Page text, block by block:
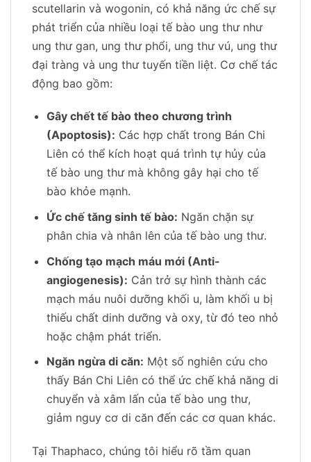
scutellarin và wogonin, có khả năng ức chế sự
phát triển của nhiều loại tế bào ung thư như
ung thư gan, ung thư phổi, ung thư vú, ung thư
đại tràng và ung thư tuyến tiền liệt. Cơ chế tác
động bao gồm:
Gây chết tế bào theo chương trình
(Apoptosis): Các hợp chất trong Bán Chi
Liên có thể kích hoạt quá trình tự hủy của
tế bào ung thư mà không gây hại cho tế
bào khỏe mạnh.
Ức chế tăng sinh tế bào: Ngăn chặn sự
phân chia và nhân lên của tế bào ung thư.
Chống tạo mạch máu mới (Anti-
angiogenesis): Cản trở sự hình thành các
mạch máu nuôi dưỡng khối u, làm khối u bị
thiếu chất dinh dưỡng và oxy, từ đó teo nhỏ
hoặc chậm phát triển.
Ngăn ngừa di căn: Một số nghiên cứu cho
thấy Bán Chi Liên có thể ức chế khả năng di
chuyển và xâm lấn của tế bào ung thư,
giảm nguy cơ di căn đến các cơ quan khác.
Tại Thaphaco, chúng tôi hiểu rõ tầm quan